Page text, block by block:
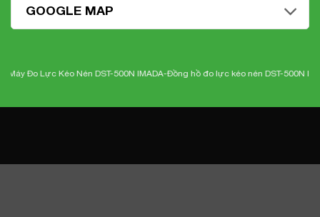
GOOGLE MAP
Lực Kéo Nén DST-500N IMADA- Đồng hồ đo lực kéo nén DST-500N Imada-